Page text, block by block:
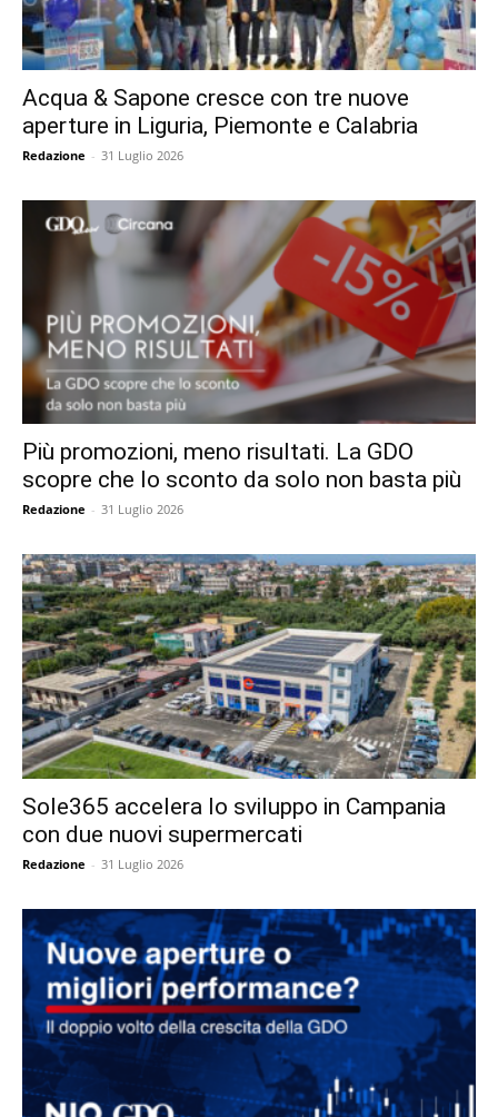
Acqua & Sapone cresce con tre nuove
aperture in Liguria, Piemonte e Calabria
Redazione - 31 Luglio 2026
Più promozioni, meno risultati. La GDO
scopre che lo sconto da solo non basta più
Redazione - 31 Luglio 2026
Sole365 accelera lo sviluppo in Campania
con due nuovi supermercati
Redazione - 31 Luglio 2026